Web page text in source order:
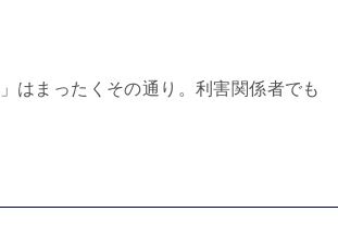
」はまったくその通り。利害関係者でも